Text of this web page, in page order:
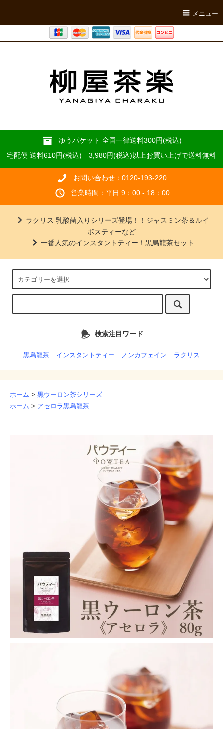
メニュー
ゆうパケット 全国一律送料300円(税込)
宅配便 送料610円(税込) 3,980円(税込)以上お買い上げで送料無料
お問い合わせ：0120-193-220
営業時間：平日 9：00 - 18：00
ラクリス 乳酸菌入りシリーズ登場！！ジャスミン茶＆ルイ
ボスティーなど
一番人気のインスタントティー！黒烏龍茶セット
検索注目ワード
黒烏龍茶 インスタントティー ノンカフェイン ラクリス
ホーム > 黒ウーロン茶シリーズ
ホーム > アセロラ黒烏龍茶